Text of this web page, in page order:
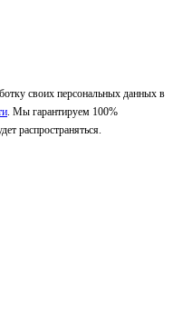
своих персональных данных в
. Мы гарантируем 100%
распространяться.